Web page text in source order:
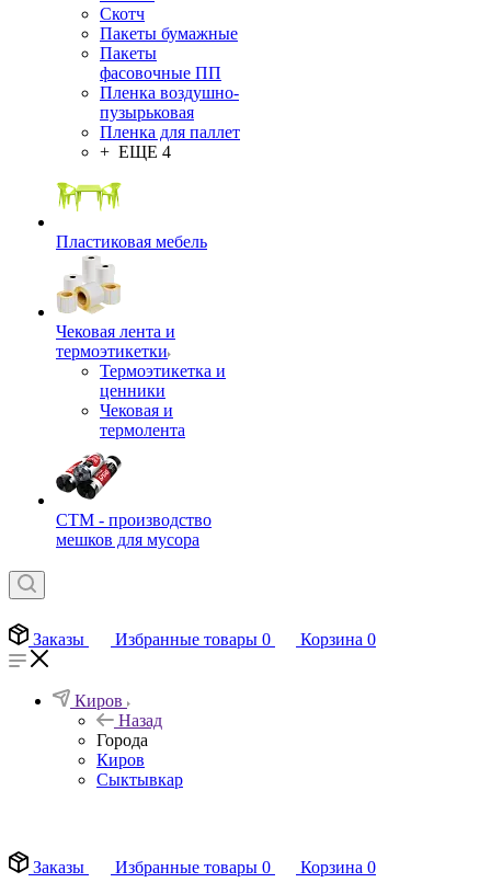
Скотч
Пакеты бумажные
Пакеты
фасовочные ПП
Пленка воздушно-
пузырьковая
Пленка для паллет
+ ЕЩЕ 4
Пластиковая мебель
Чековая лента и
термоэтикетки
Термоэтикетка и
ценники
Чековая и
термолента
СТМ - производство
мешков для мусора
Заказы Избранные товары 0 Корзина 0
Киров
Назад
Города
Киров
Сыктывкар
Заказы
Избранные товары 0 Корзина 0